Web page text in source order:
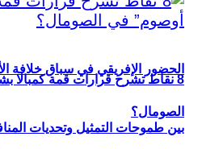
الحضور الإفريقي في سباق خلافة
بين طموحات التمثيل وتحديات
8 نقاط تشرح قرارات قمة كمبالا
الصومال؟